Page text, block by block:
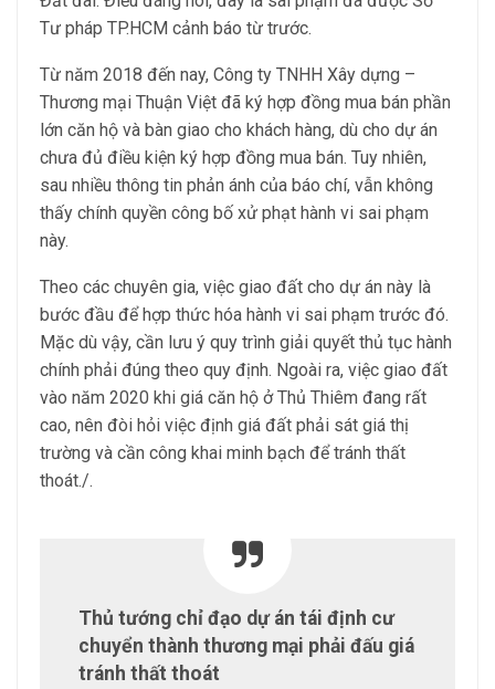
Tư pháp TP.HCM cảnh báo từ trước.
Từ năm 2018 đến nay, Công ty TNHH Xây dựng –
Thương mại Thuận Việt đã ký hợp đồng mua bán phần
lớn căn hộ và bàn giao cho khách hàng, dù cho dự án
chưa đủ điều kiện ký hợp đồng mua bán. Tuy nhiên,
sau nhiều thông tin phản ánh của báo chí, vẫn không
thấy chính quyền công bố xử phạt hành vi sai phạm
này.
Theo các chuyên gia, việc giao đất cho dự án này là
bước đầu để hợp thức hóa hành vi sai phạm trước đó.
Mặc dù vậy, cần lưu ý quy trình giải quyết thủ tục hành
chính phải đúng theo quy định. Ngoài ra, việc giao đất
vào năm 2020 khi giá căn hộ ở Thủ Thiêm đang rất
cao, nên đòi hỏi việc định giá đất phải sát giá thị
trường và cần công khai minh bạch để tránh thất
thoát./.
Thủ tướng chỉ đạo dự án tái định cư
chuyển thành thương mại phải đấu giá
tránh thất thoát